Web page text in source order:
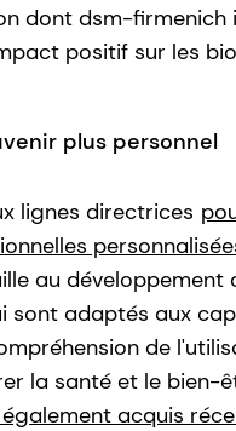
dont dsm-firmenich
positif sur les
plus personnel
lignes directrices
au développement
sont adaptés aux
de
la santé et le bien-
acquis